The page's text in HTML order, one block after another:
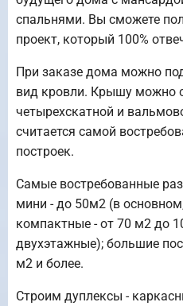
спальнями. Вы сможете
проект, который 100%
При заказе дома можно
вид кровли. Крышу можно
четырехскатной и
считается самой
построек.
Самые востребованные
мини - до 50м2 (в
компактные - от 70 м2 до
двухэтажные); большие
м2 и более.
Строим дуплексы -